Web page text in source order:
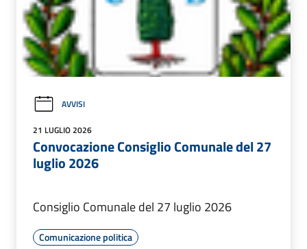
AVVISI
21 LUGLIO 2026
Convocazione Consiglio Comunale del 27
luglio 2026
Consiglio Comunale del 27 luglio 2026
Comunicazione politica